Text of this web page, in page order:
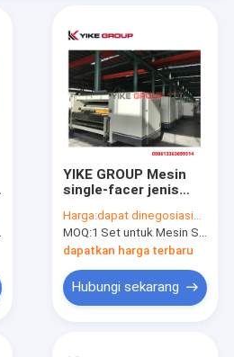
YIKE GROUP Mesin
single-facer jenis
Harga:dapat dinegosiasikan
MOQ:1 Set untuk Mesin Single Facer Tipe Roller Perubahan Cepat
dapatkan harga terbaru
Hubungi sekarang